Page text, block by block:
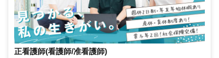
正看護師(看護師/准看護師)